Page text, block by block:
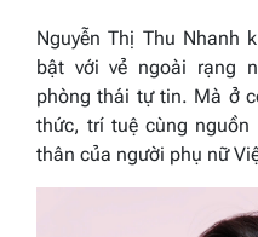
Nguyễn Thị Thu Nhanh
bật với vẻ ngoài rạng
phòng thái tự tin. Mà ở
thức, trí tuệ cùng
thân của người phụ nữ